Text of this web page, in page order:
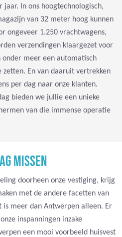
In ons hoogtechnologisch,
van 32 meter hoog kunnen
ongeveer 1.250 vrachtwagens,
verzendingen klaargezet voor
meer een automatisch
En van daaruit vertrekken
per dag naar onze klanten.
bieden we jullie een unieke
van die immense operatie
MISSEN
doorheen onze vestiging, krijg
met de andere facetten van
is meer dan Antwerpen alleen. Er
inspanningen inzake
een mooi voorbeeld huisvest